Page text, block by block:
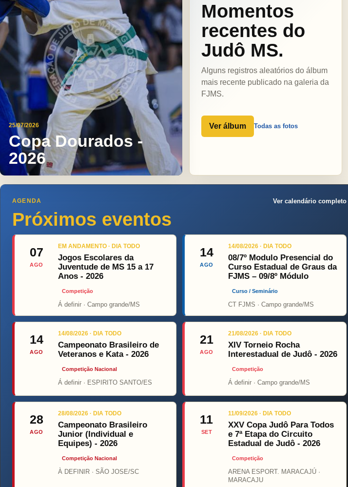
25/07/2026
Copa Dourados -
2026
Momentos
recentes do
Judô MS.
Alguns registros aleatórios do álbum
mais recente publicado na galeria da
FJMS.
Ver álbum Todas as fotos
AGENDA
Próximos eventos
Ver calendário completo
07
AGO
EM ANDAMENTO · DIA TODO
Jogos Escolares da
Juventude de MS 15 a 17
Anos - 2026
Competição
Á definir · Campo grande/MS
14
AGO
14/08/2026 · DIA TODO
08/7º Modulo Presencial do
Curso Estadual de Graus da
FJMS – 09/8º Módulo
Curso / Seminário
CT FJMS · Campo grande/MS
14
AGO
14/08/2026 · DIA TODO
Campeonato Brasileiro de
Veteranos e Kata - 2026
Competição Nacional
Á definir · ESPIRITO SANTO/ES
21
AGO
21/08/2026 · DIA TODO
XIV Torneio Rocha
Interestadual de Judô - 2026
Competição
Á definir · Campo grande/MS
28
AGO
28/08/2026 · DIA TODO
Campeonato Brasileiro
Junior (Individual e
Equipes) - 2026
Competição Nacional
À DEFINIR · SÃO JOSE/SC
11
SET
11/09/2026 · DIA TODO
XXV Copa Judô Para Todos
e 7ª Etapa do Circuito
Estadual de Judô - 2026
Competição
ARENA ESPORT. MARACAJÚ ·
MARACAJU
Top Fight ONÇA PINT PSOPJ